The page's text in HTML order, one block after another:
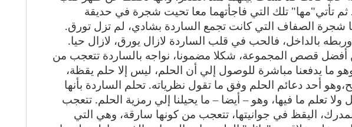
ثم تأتي"مها" تلك التي فاجأتهما معا تحيت شجرة في حديقة
شجرة الصفاف التي كانت تجمع الساردة بشادي، لم تزل تورق.
بالداخل، فالحب في قلب الساردة لازال يورق، لازال حيا.
أفضل قصص المجموعة، شكلا مضمونا، نواجه بالساردة تتعجب من
ما يدفعنا مباشرة للوصول إلي أن الحلم، ليس إلا حلم يقظة،
أحد دعائم الحلم وفق ما تقول نظرياته. تحلم الساردة بأنها
تعلم ما فيها، وهو – أيضا – ما يحيلنا إلي رمزية الحلم. تتعجب
اليقظ في جوانيتها، تتعجب من كونها سارقة، وهي التي